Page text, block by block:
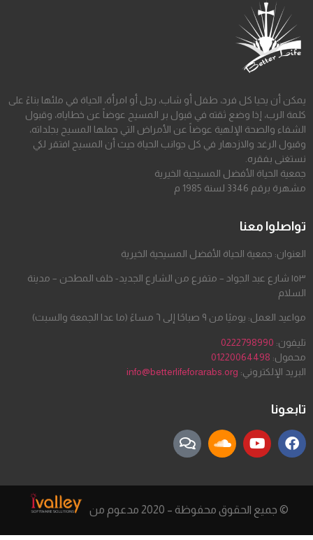
يمكن أن يحيا كل فرد، طفل أو شاب، رجل أو امرأة، الحياة في ملئها بناءً على
كلمة الرب، إذا وضع ثقته في قبول بر المسيح عوضاً عن خطاياه، وقبول
الشفاء والصحة الإلهية عوضاً عن الأمراض التي حملها المسيح بجلداته،
وقبول الرغد والازدهار في كل جوانب الحياة حيث أن المسيح افتقر لكي
نستغنى بفقره.
جمعية الحياة الأفضل المسيحية الخيرية
مشهرة برقم 3346 لسنة 1985 م
تواصلوا معنا
العنوان: جمعية الحياة الأفضل المسيحية الخيرية
١٥٣ شارع عبد الجواد – متفرع من الشارع الجديد- خلف المطحن – مدينة
السلام
مواعيد العمل: يوميًا من ٩ صباحًا إلى ٦ مساءً (ما عدا الجمعة والسبت)
تليفون: 0222798990
محمول: 01220064498
البريد الإلكتروني: info@betterlifeforarabs.org
تابعونا
© جميع الحقوق محفوظة – 2020 مدعوم من